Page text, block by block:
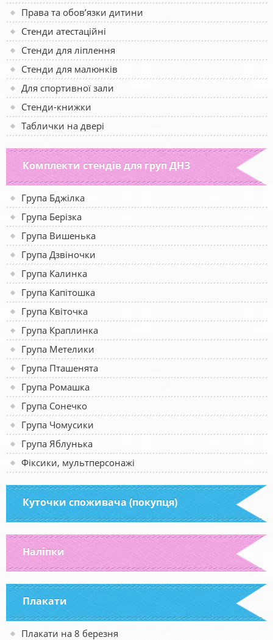
Права та обов’язки дитини
Стенди атестаційні
Стенди для ліплення
Стенди для малюнків
Для спортивної зали
Стенди-книжки
Таблички на двері
Комплекти стендів для груп ДНЗ
Група Бджілка
Група Берізка
Група Вишенька
Група Дзвіночки
Група Калинка
Група Капітошка
Група Квіточка
Група Краплинка
Група Метелики
Група Пташенята
Група Ромашка
Група Сонечко
Група Чомусики
Група Яблунька
Фіксики, мультперсонажі
Куточки споживача (покупця)
Наліпки
Плакати
Плакати на 8 березня